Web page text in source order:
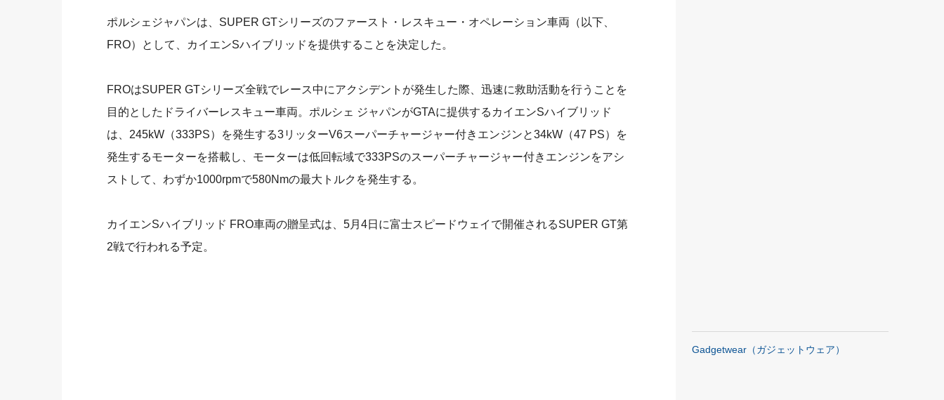
ポルシェジャパンは、SUPER GTシリーズのファースト・レスキュー・オペレーション車両（以下、
FRO）として、カイエンSハイブリッドを提供することを決定した。
FROはSUPER GTシリーズ全戦でレース中にアクシデントが発生した際、迅速に救助活動を行うことを
目的としたドライバーレスキュー車両。ポルシェ ジャパンがGTAに提供するカイエンSハイブリッド
は、245kW（333PS）を発生する3リッターV6スーパーチャージャー付きエンジンと34kW（47 PS）を
発生するモーターを搭載し、モーターは低回転域で333PSのスーパーチャージャー付きエンジンをアシ
ストして、わずか1000rpmで580Nmの最大トルクを発生する。
カイエンSハイブリッド FRO車両の贈呈式は、5月4日に富士スピードウェイで開催されるSUPER GT第
2戦で行われる予定。
Gadgetwear（ガジェットウェア）